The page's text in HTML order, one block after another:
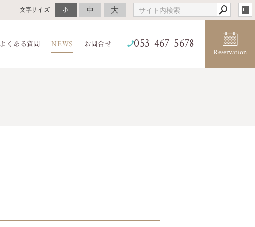
文字サイズ 小 中 大
よくある質問 NEWS お問合せ 053-467-5678
Reservation